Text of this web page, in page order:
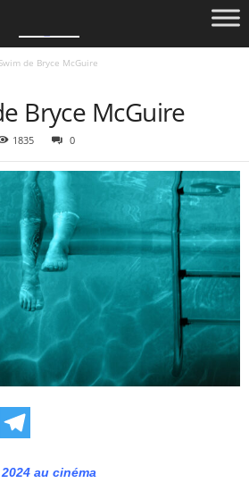
de Bryce McGuire
Bryce McGuire
1835 0
au cinéma